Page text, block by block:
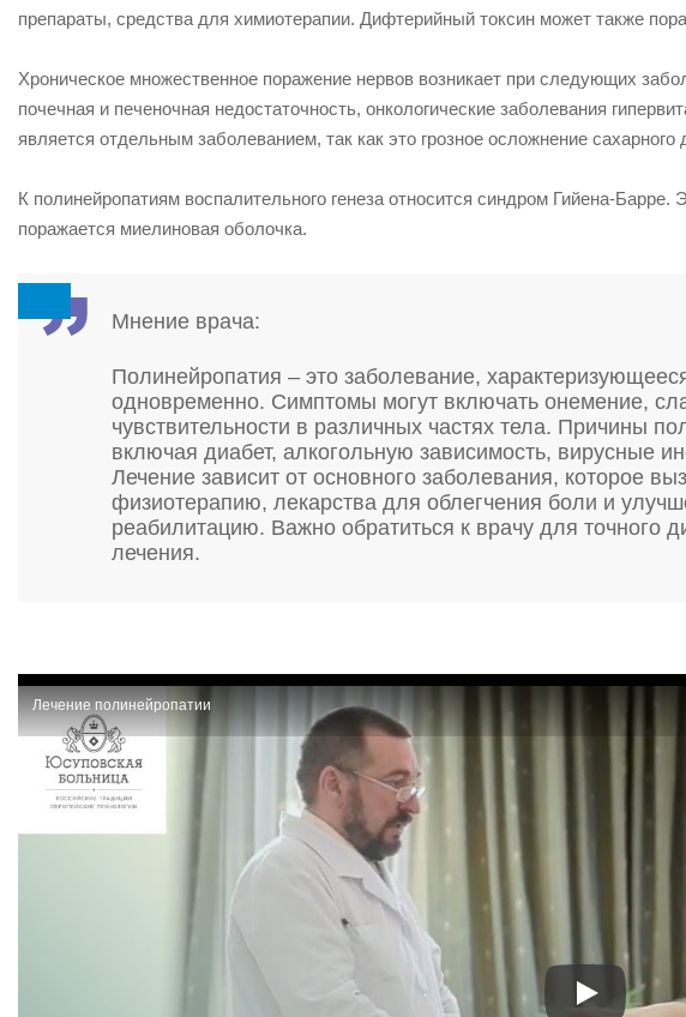
препараты, средства для химиотерапии. Дифтерийный токсин может также
Хроническое множественное поражение нервов возникает при следующих
почечная и печеночная недостаточность, онкологические заболевания
является отдельным заболеванием, так как это грозное осложнение сахарного
К полинейропатиям воспалительного генеза относится синдром Гийена-
поражается миелиновая оболочка.
Мнение врача:
Полинейропатия – это заболевание,
одновременно. Симптомы могут включать онемение,
чувствительности в различных частях тела. Причины
включая диабет, алкогольную зависимость, вирусные
Лечение зависит от основного заболевания, которое
физиотерапию, лекарства для облегчения боли и
реабилитацию. Важно обратиться к врачу для точного
лечения.
Лечение полинейропатии